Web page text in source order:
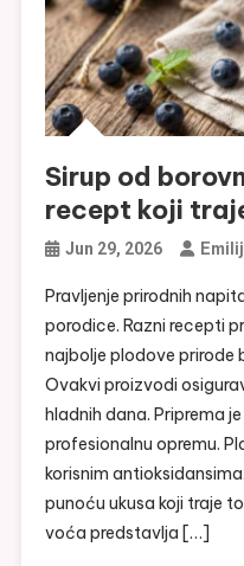
Sirup od
recept koji
Jun 29, 2026
Pravljenje prirodnih
porodice. Razni recepti
najbolje plodove prirode
Ovakvi proizvodi
hladnih dana. Priprema
profesionalnu opremu.
korisnim
punoću ukusa koji traje
voća predstavlja […]